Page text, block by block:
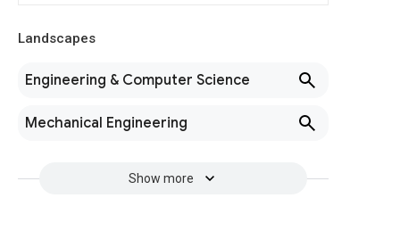
Landscapes
Engineering & Computer Science
Mechanical Engineering
Show more